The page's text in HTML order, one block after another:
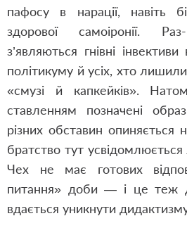
пафосу в нарації, навіть
здорової самоіронії.
з’являються гнівні
політикуму й усіх, хто
«смузі й капкейків».
ставленням позначені
різних обставин опиняється
братство тут усвідомлюється
Чех не має готових
питання» доби — і це теж
вдається уникнути